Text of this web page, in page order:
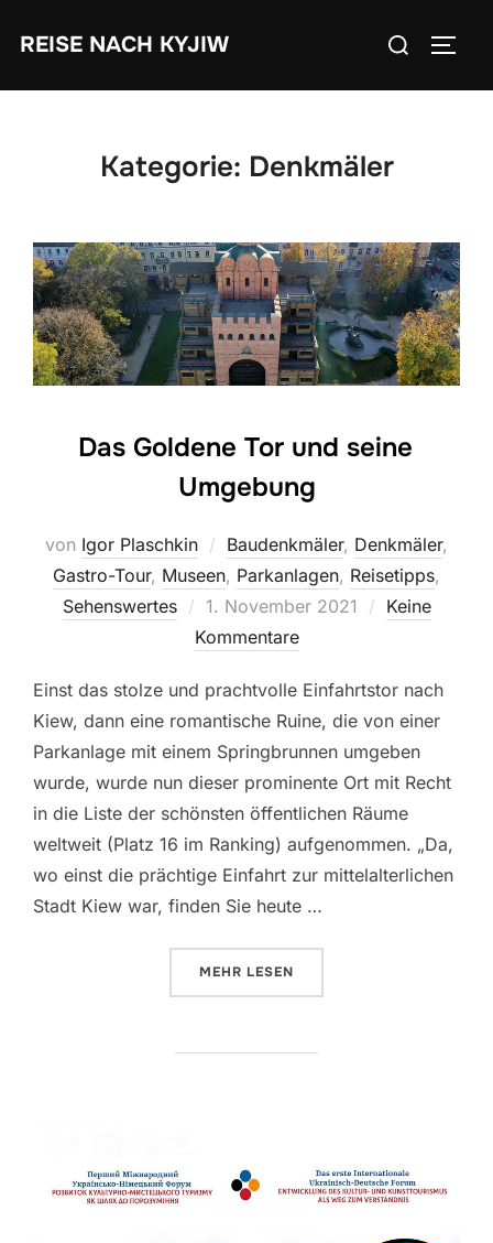
InhaltREISE NACH KYJIW
Suchen
Kategorie: Denkmäler
Das Goldene Tor und seine
Umgebung
von Igor Plaschkin Baudenkmäler, Denkmäler,
Gastro-Tour, Museen, Parkanlagen, Reisetipps,
Sehenswertes
Veröffentlicht
am
1. November 2021
Keine
Kommentare
Einst das stolze und prachtvolle Einfahrtstor nach
Kiew, dann eine romantische Ruine, die von einer
Parkanlage mit einem Springbrunnen umgeben
wurde, wurde nun dieser prominente Ort mit Recht
in die Liste der schönsten öffentlichen Räume
weltweit (Platz 16 im Ranking) aufgenommen. „Da,
wo einst die prächtige Einfahrt zur mittelalterlichen
Stadt Kiew war, finden Sie heute …
MEHR ÜBER „DAS GOLDENE TOR UND
LESEN